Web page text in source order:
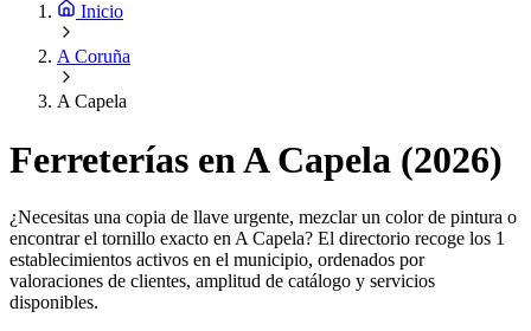
Inicio
A Coruña
A Capela
Ferreterías en A Capela (2026)
¿Necesitas una copia de llave urgente, mezclar un color de pintura o
encontrar el tornillo exacto en A Capela? El directorio recoge los 1
establecimientos activos en el municipio, ordenados por
valoraciones de clientes, amplitud de catálogo y servicios
disponibles.